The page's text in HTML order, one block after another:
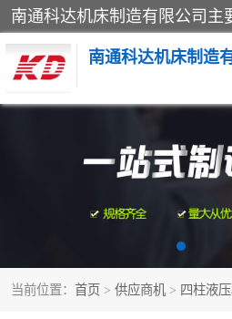
南通科达机床制造
当前位置： 首页 > 供应商机 > 四柱液
四柱液压机
卷板机